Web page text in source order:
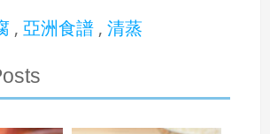
,亞洲食譜 ,清蒸